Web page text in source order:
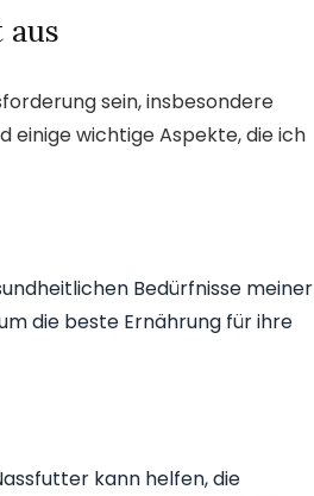
aus
sein, insbesondere
einige wichtige Aspekte, die ich
Bedürfnisse meiner
die beste Ernährung für ihre
kann helfen, die